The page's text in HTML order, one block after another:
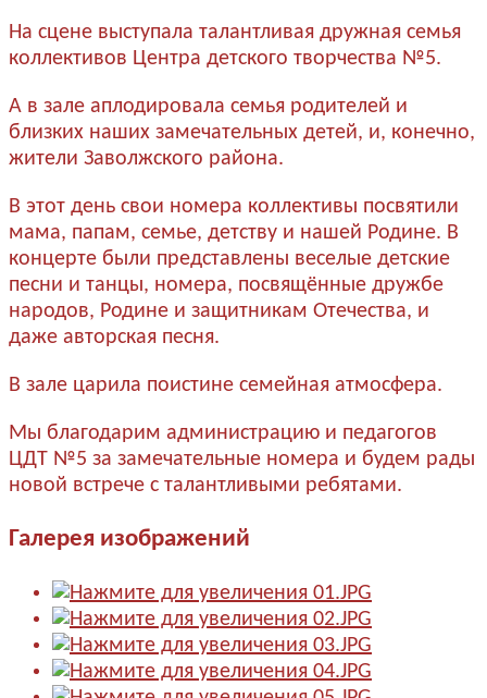
На сцене выступала талантливая дружная семья
коллективов Центра детского творчества №5.
А в зале аплодировала семья родителей и
близких наших замечательных детей, и, конечно,
жители Заволжского района.
В этот день свои номера коллективы посвятили
мама, папам, семье, детству и нашей Родине. В
концерте были представлены веселые детские
песни и танцы, номера, посвящённые дружбе
народов, Родине и защитникам Отечества, и
даже авторская песня.
В зале царила поистине семейная атмосфера.
Мы благодарим администрацию и педагогов
ЦДТ №5 за замечательные номера и будем рады
новой встрече с талантливыми ребятами.
Галерея изображений